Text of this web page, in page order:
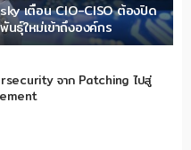
เตือน CIO-CISO ต้องปิด
ธุ์ใหม่เข้าถึงองค์กร
จาก Patching ไปสู่